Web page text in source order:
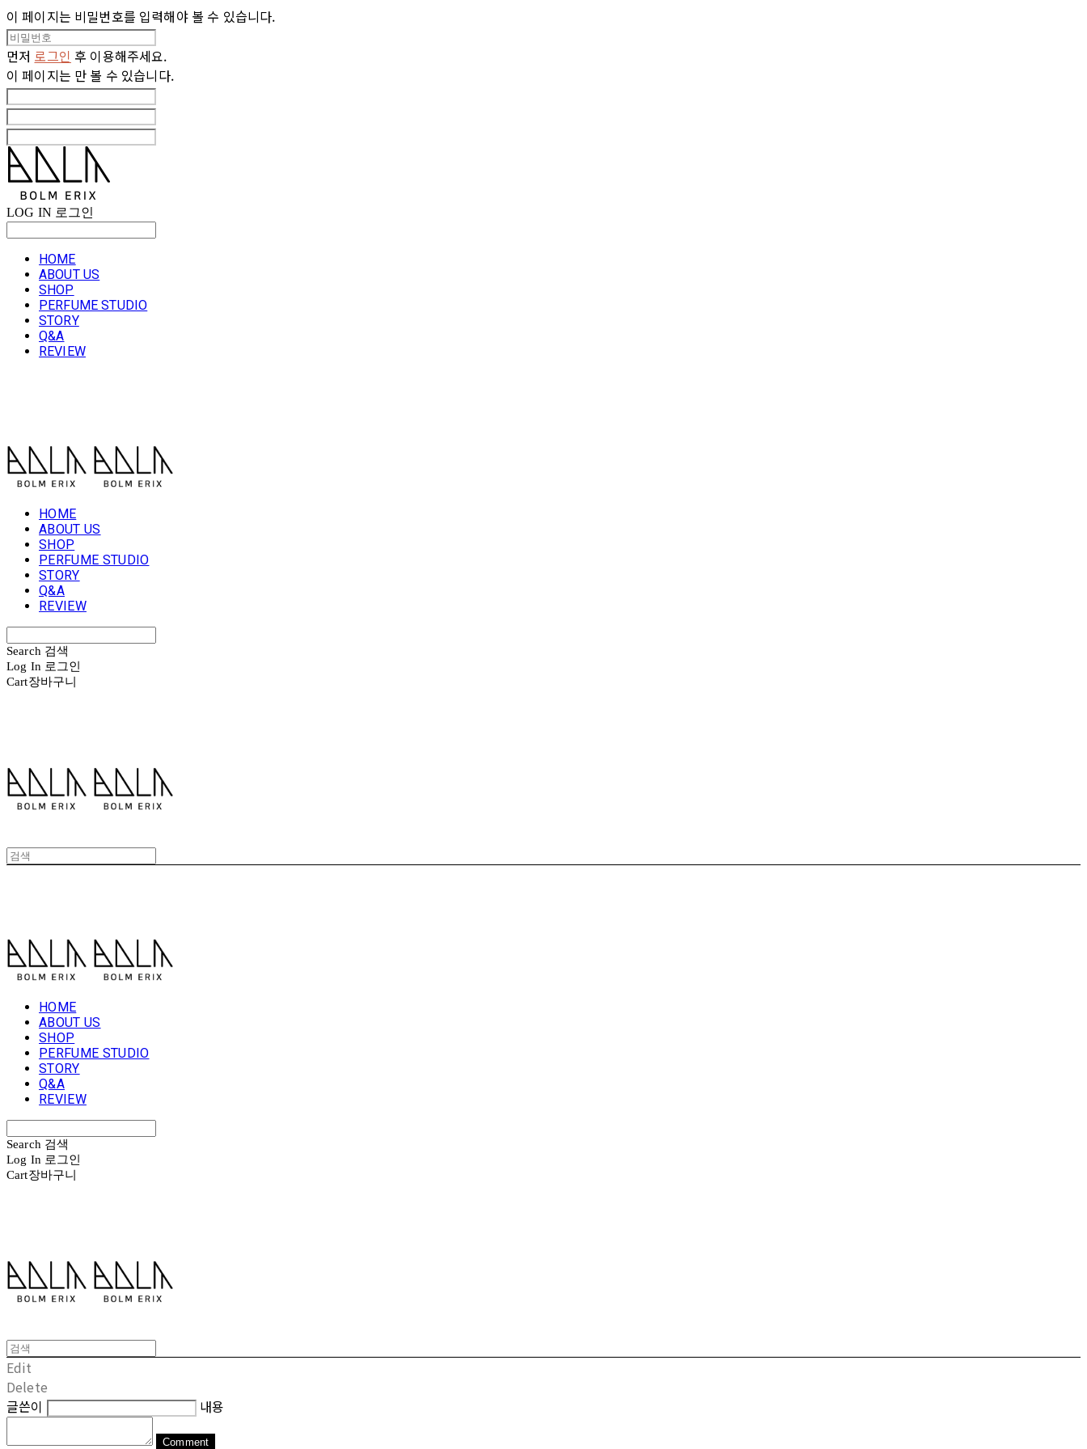
이 페이지는 비밀번호를 입력해야 볼 수 있습니다.
먼저 로그인 후 이용해주세요.
이 페이지는 만 볼 수 있습니다.
LOG IN 로그인
HOME
ABOUT US
SHOP
PERFUME STUDIO
STORY
Q&A
REVIEW
HOME
ABOUT US
SHOP
PERFUME STUDIO
STORY
Q&A
REVIEW
Search 검색
Log In 로그인
Cart장바구니
HOME
ABOUT US
SHOP
PERFUME STUDIO
STORY
Q&A
REVIEW
Search 검색
Log In 로그인
Cart장바구니
Edit
Delete
글쓴이
내용
Comment